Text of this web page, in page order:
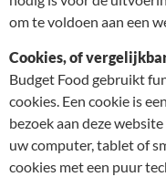
om te voldoen aan een
Cookies, of
Budget Food gebruikt
cookies. Een cookie is
bezoek aan deze
uw computer, tablet of
cookies met een puur